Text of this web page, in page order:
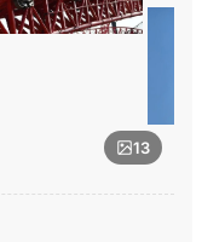
13